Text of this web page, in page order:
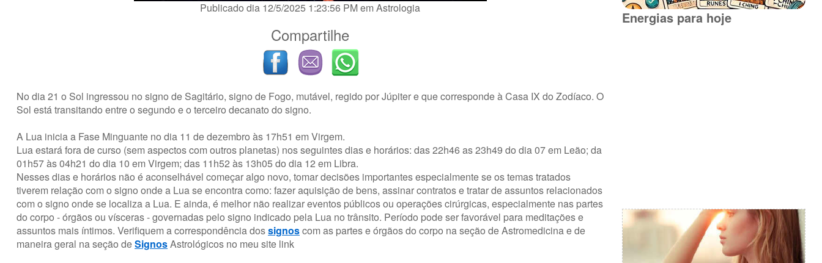
Publicado dia 12/5/2025 1:23:56 PM emAstrologia
Compartilhe
No dia 21 o Sol ingressou no signo de Sagitário, signo de Fogo, mutável, regido por Júpiter e que corresponde à Casa IX do Zodíaco. O
Sol está transitando entre o segundo e o terceiro decanato do signo.
A Lua inicia a Fase Minguante no dia 11 de dezembro às 17h51 em Virgem.
Lua estará fora de curso (sem aspectos com outros planetas) nos seguintes dias e horários: das 22h46 as 23h49 do dia 07 em Leão; da
01h57 às 04h21 do dia 10 em Virgem; das 11h52 às 13h05 do dia 12 em Libra.
Nesses dias e horários não é aconselhável começar algo novo, tomar decisões importantes especialmente se os temas tratados
tiverem relação com o signo onde a Lua se encontra como: fazer aquisição de bens, assinar contratos e tratar de assuntos relacionados
com o signo onde se localiza a Lua. E ainda, é melhor não realizar eventos públicos ou operações cirúrgicas, especialmente nas partes
do corpo - órgãos ou vísceras - governadas pelo signo indicado pela Lua no trânsito. Período pode ser favorável para meditações e
assuntos mais íntimos. Verifiquem a correspondência dossignoscom as partes e órgãos do corpo na seção de Astromedicina e de
maneira geral na seção deSignosAstrológicos no meu site link
Energias para hoje